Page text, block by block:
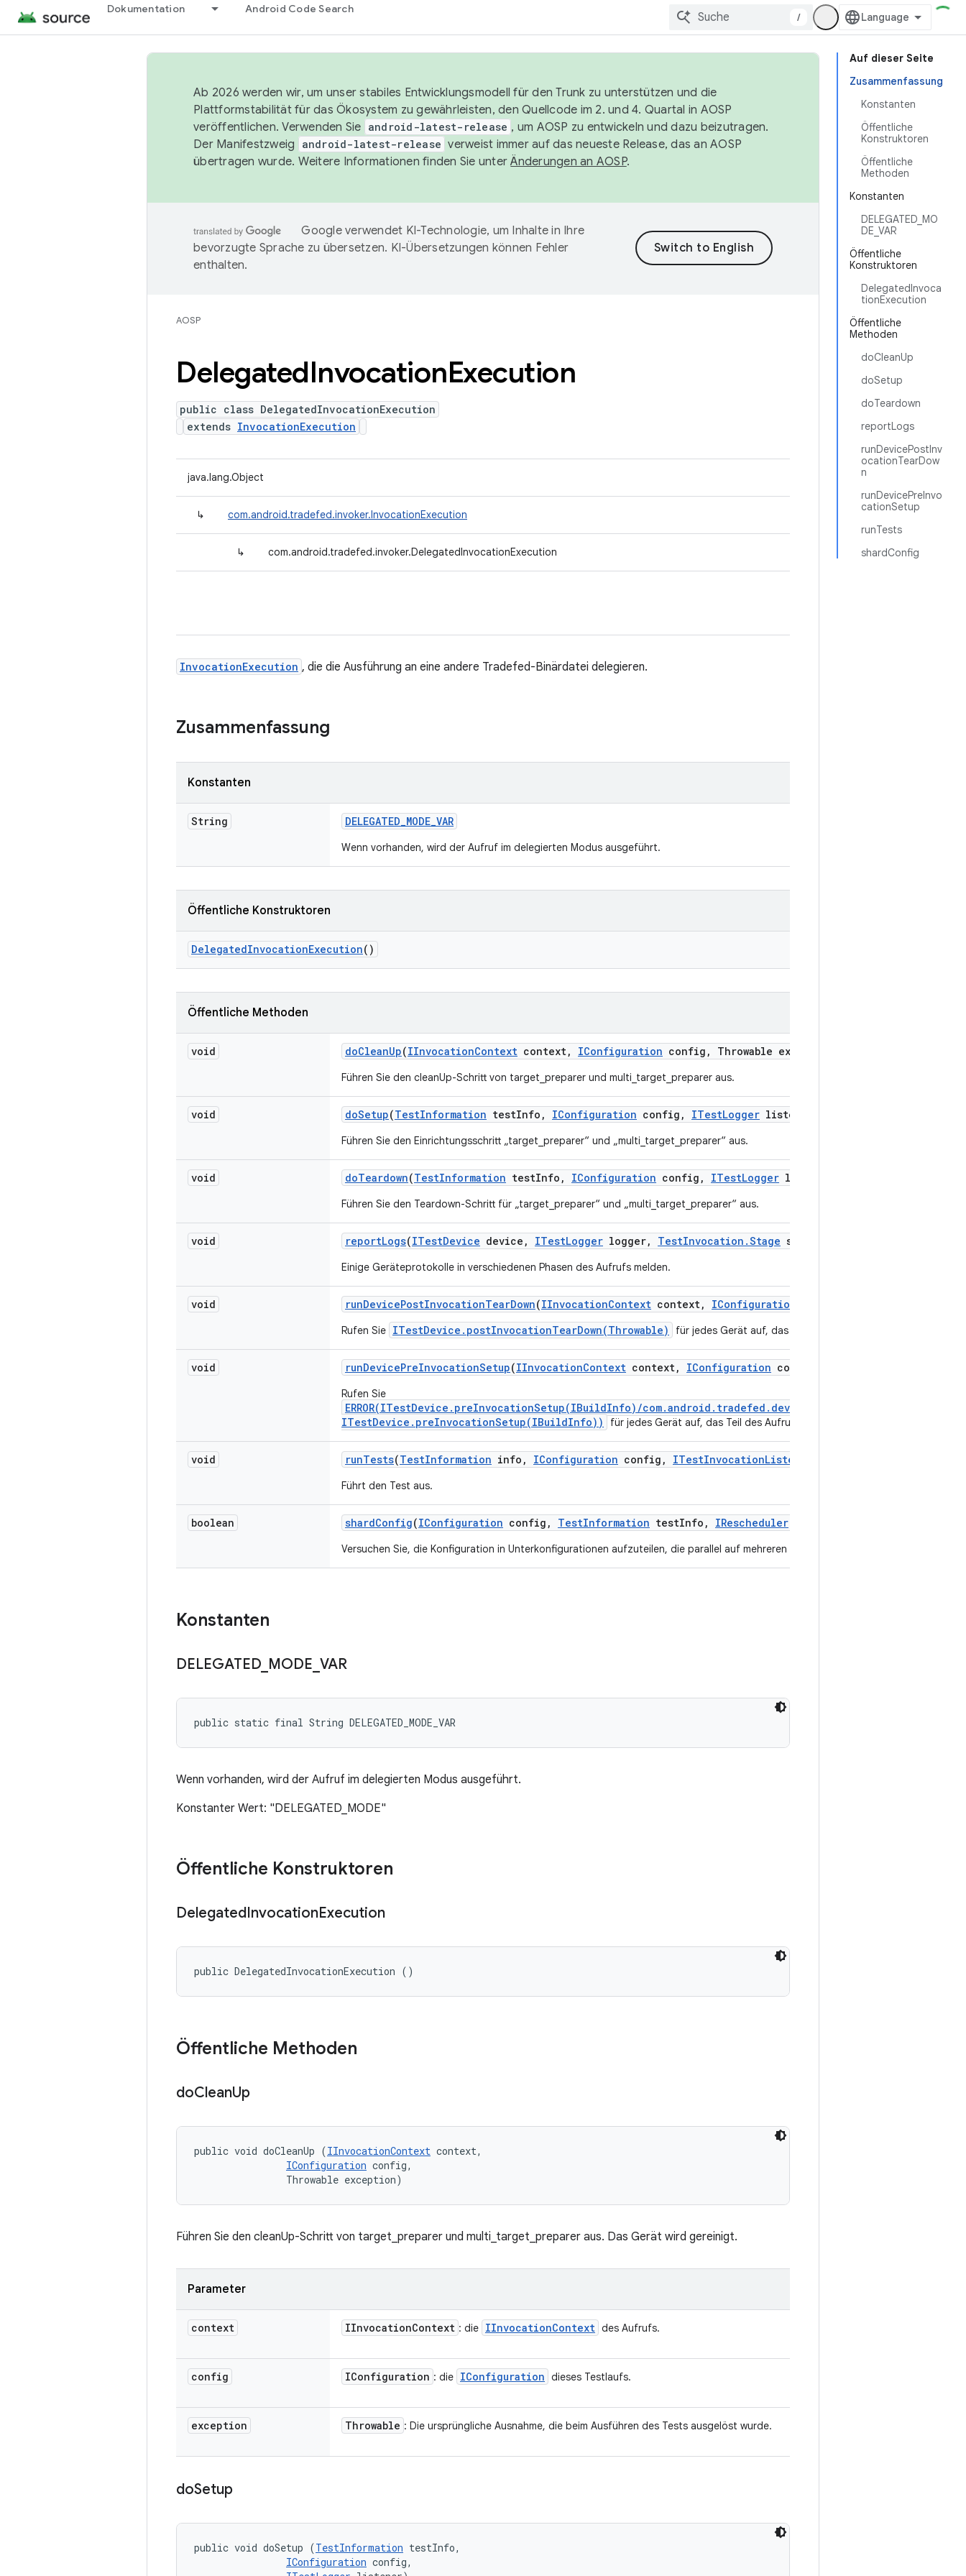
Dokumentation Android Code Search
/
Auf dieser Seite
Zusammenfassung
Konstanten
Öffentliche
Konstruktoren
Öffentliche
Methoden
Konstanten
DELEGATED_MO
DE_VAR
Öffentliche
Konstruktoren
DelegatedInvoca
tionExecution
Öffentliche
Methoden
doCleanUp
doSetup
doTeardown
reportLogs
runDevicePostInv
ocationTearDow
n
runDevicePreInvo
cationSetup
runTests
shardConfig
Ab 2026 werden wir, um unser stabiles Entwicklungsmodell für den Trunk zu unterstützen und die
Plattformstabilität für das Ökosystem zu gewährleisten, den Quellcode im 2. und 4. Quartal in AOSP
veröffentlichen. Verwenden Sie android-latest-release , um AOSP zu entwickeln und dazu beizutragen.
Der Manifestzweig
android-latest-release verweist immer auf das neueste Release, das an AOSP
übertragen wurde. Weitere Informationen finden Sie unterÄnderungen an AOSP.
Google verwendet KI-Technologie, um Inhalte in Ihre
bevorzugte Sprache zu übersetzen. KI-Übersetzungen können Fehler
enthalten.
AOSP
DelegatedInvocationExecution
public class DelegatedInvocationExecution
extends InvocationExecution
java.lang.Object
↳ com.android.tradefed.invoker.InvocationExecution
↳ com.android.tradefed.invoker.DelegatedInvocationExecution
InvocationExecution , die die Ausführung an eine andere Tradefed-Binärdatei delegieren.
Zusammenfassung
Konstanten
String DELEGATED_MODE_VAR
Wenn vorhanden, wird der Aufruf im delegierten Modus ausgeführt.
Öffentliche Konstruktoren
DelegatedInvocationExecution()
Öffentliche Methoden
void doCleanUp(IInvocationContext context, IConfiguration config , Throwable exception)
Führen Sie den cleanUp-Schritt von target_preparer und multi_target_preparer aus.
void doSetup(TestInformation testInfo , IConfiguration config , ITestLogger listener)
Führen Sie den Einrichtungsschritt „target_preparer“ und „multi_target_preparer“ aus.
void doTeardown(TestInformation testInfo , IConfiguration config , ITestLogger logger
Führen Sie den Teardown-Schritt für „target_preparer“ und „multi_target_preparer“ aus.
void reportLogs(ITestDevice device , ITestLogger logger, TestInvocation .Stage stage)
Einige Geräteprotokolle in verschiedenen Phasen des Aufrufs melden.
void runDevicePostInvocationTearDown(IInvocationContext context, IConfiguration
Rufen Sie ITestDevice.postInvocationTearDown(Throwable) für jedes Gerät auf, das Teil des Aufrufs ist.
void runDevicePreInvocationSetup(IInvocationContext context, IConfiguration config
Rufen Sie
ERROR(ITestDevice.preInvocationSetup(IBuildInfo)/
ITestDevice.preInvocationSetup(IBuildInfo))
für jedes Gerät auf, das Teil des Aufrufs ist.
void runTests(TestInformation info , IConfiguration config , ITestInvocationListener
Führt den Test aus.
boolean shardConfig(IConfiguration config , TestInformation testInfo , IRescheduler
Versuchen Sie, die Konfiguration in Unterkonfigurationen aufzuteilen, die parallel auf mehreren Ressourcen ausgeführt werden
Konstanten
DELEGATED MODE VAR
public static final String DELEGATED_MODE_VAR
Wenn vorhanden, wird der Aufruf im delegierten Modus ausgeführt.
Konstanter Wert: "DELEGATED_MODE"
Öffentliche Konstruktoren
DelegatedInvocationExecution
public DelegatedInvocationExecution ()
Öffentliche Methoden
doCleanUp
public void doCleanUp (IInvocationContext context,
IConfiguration config,
                Throwable exception)
Führen Sie den cleanUp-Schritt von target_preparer und multi_target_preparer aus. Das Gerät wird gereinigt.
Parameter
context IInvocationContext : die IInvocationContext des Aufrufs.
config IConfiguration : die IConfiguration dieses Testlaufs.
exception Throwable : Die ursprüngliche Ausnahme, die beim Ausführen des Tests ausgelöst wurde.
doSetup
public void doSetup (TestInformation testInfo,
IConfiguration config,